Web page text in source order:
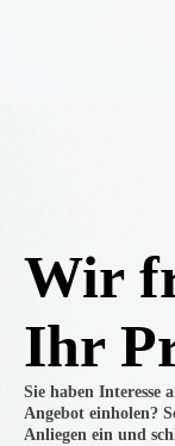
Wir
Ihr
Sie haben Interesse
Angebot einholen?
Anliegen ein und